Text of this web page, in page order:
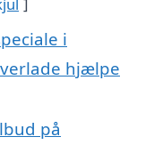
i
hjælpe
på